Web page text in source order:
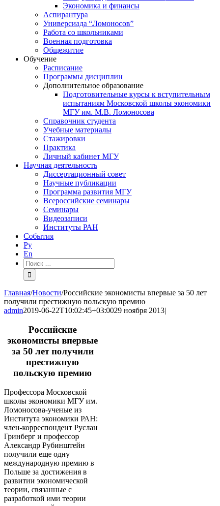
Экономика и финансы
Аспирантура
Универсиада “Ломоносов”
Работа со школьниками
Военная подготовка
Общежитие
Обучение
Расписание
Программы дисциплин
Дополнительное образование
Подготовительные курсы к вступительным
испытаниям Московской школы экономики
МГУ им. М.В. Ломоносова
Справочник студента
Учебные материалы
Стажировки
Практика
Личный кабинет МГУ
Научная деятельность
Диссертационный совет
Научные публикации
Программа развития МГУ
Всероссийские семинары
Семинары
Видеозаписи
Институты РАН
События
Ру
En
Результат
поиска:
Главная/Новости/Российские экономисты впервые за 50 лет
получили престижную польскую премию
admin2019-06-22T10:02:45+03:0029 ноября 2013|
Российские
экономисты впервые
за 50 лет получили
престижную
польскую премию
Профессора Московской
школы экономики МГУ им.
Ломоносова-ученые из
Института экономики РАН:
член-корреспондент Руслан
Гринберг и профессор
Александр Рубинштейн
получили еще одну
международную премию в
Польше за достижения в
развитии экономической
теории, связанные с
разработкой ими теории